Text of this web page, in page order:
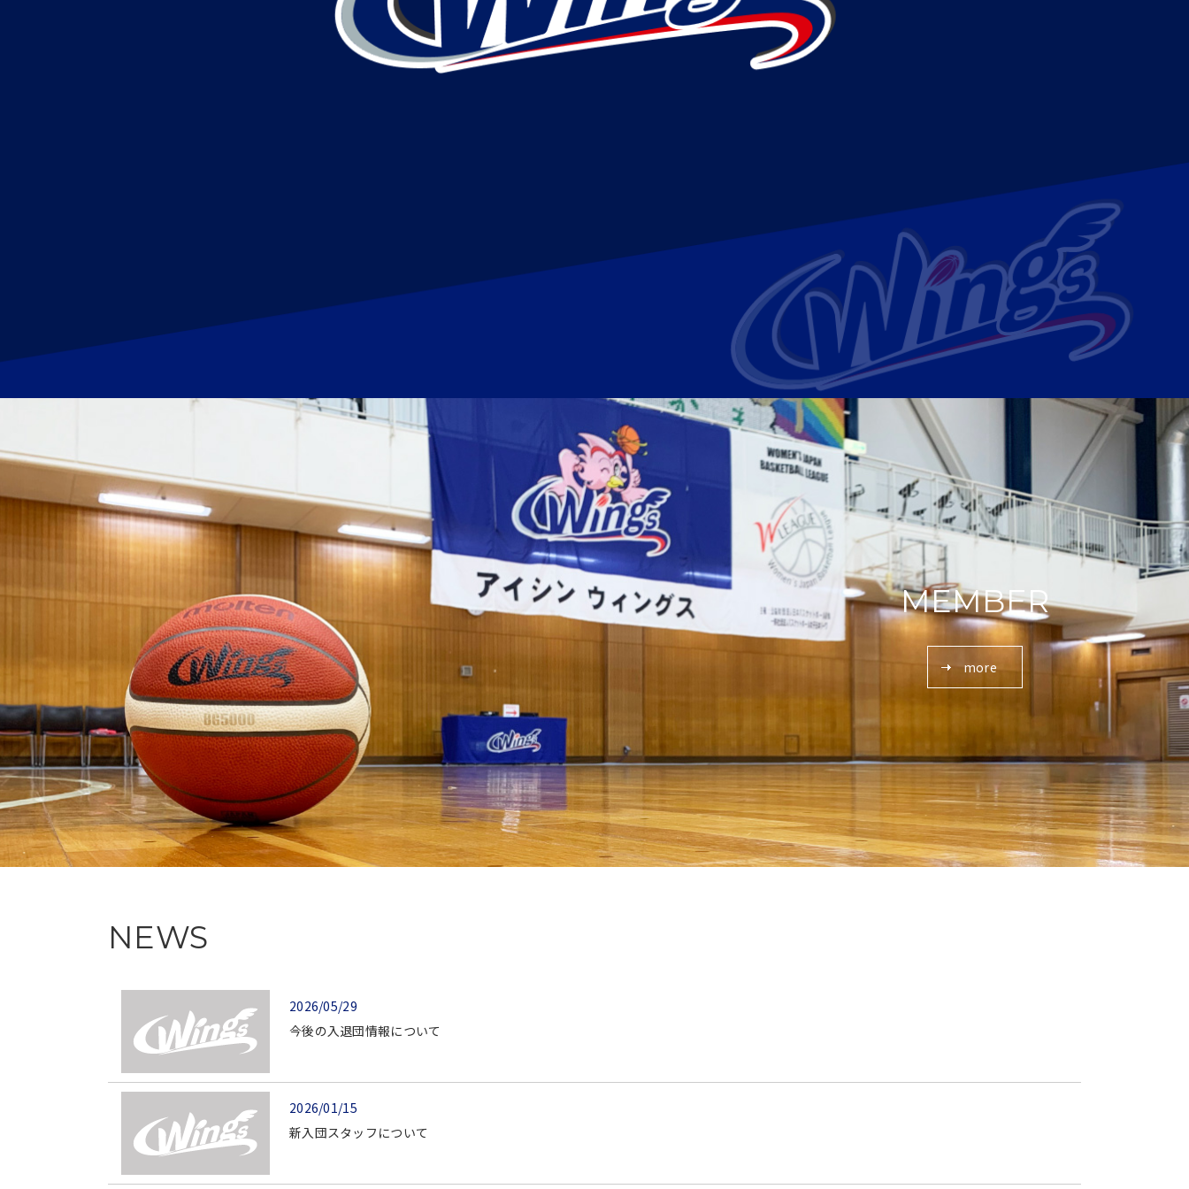
MEMBER
more
NEWS
2026/05/29
今後の入退団情報について
2026/01/15
新入団スタッフについて